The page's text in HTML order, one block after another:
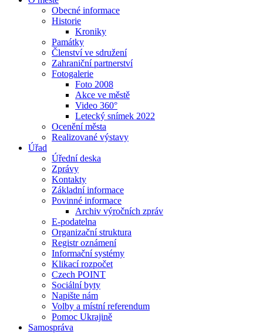
Obecné informace
Historie
Kroniky
Památky
Členství ve sdružení
Zahraniční partnerství
Fotogalerie
Foto 2008
Akce ve městě
Video 360°
Letecký snímek 2022
Ocenění města
Realizované výstavy
Úřad
Úřední deska
Zprávy
Kontakty
Základní informace
Povinné informace
Archiv výročních zpráv
E-podatelna
Organizační struktura
Registr oznámení
Informační systémy
Klikací rozpočet
Czech POINT
Sociální byty
Napište nám
Volby a místní referendum
Pomoc Ukrajině
Samospráva